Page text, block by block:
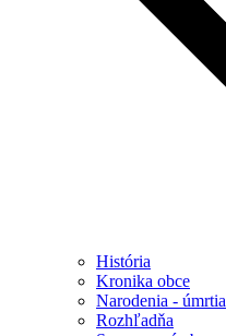
História
Kronika obce
Narodenia - úmrtia
Rozhľadňa